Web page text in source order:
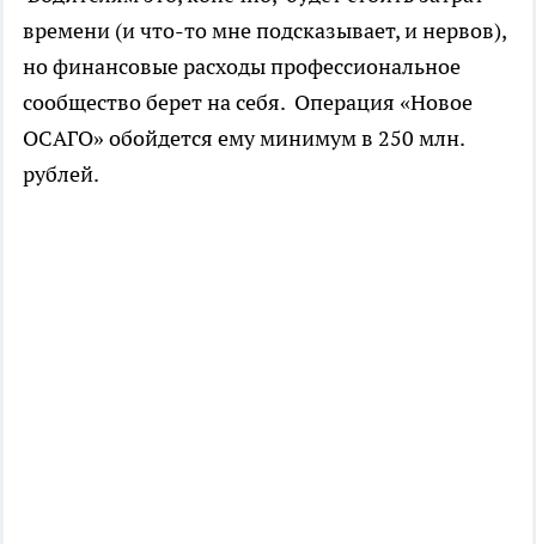
времени (и что-то мне подсказывает, и нервов),
но финансовые расходы профессиональное
сообщество берет на себя. Операция «Новое
ОСАГО» обойдется ему минимум в 250 млн.
рублей.